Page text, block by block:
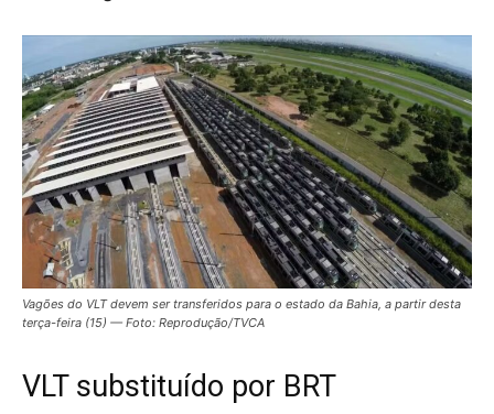
Vagões do VLT devem ser transferidos para o estado da Bahia, a partir desta
terça-feira (15) — Foto: Reprodução/TVCA
VLT substituído por BRT